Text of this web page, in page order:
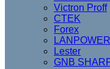
Victron Proff
CTEK
Forex
LANPOWER
Lester
GNB